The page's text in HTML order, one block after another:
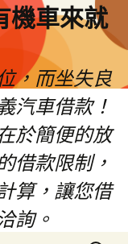
機車來就
，而坐失良
汽車借款！
於簡便的放
借款限制，
算，讓您借
詢。